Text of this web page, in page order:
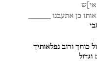
אי]ש
אותו כן אתעבנו
כוחך ורוב נפלאותיך
וגדול